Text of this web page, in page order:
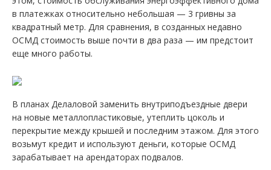
в платежках относительно небольшая — 3 гривны за
квадратный метр. Для сравнения, в созданных недавно
ОСМД стоимость выше почти в два раза — им предстоит
еще много работы.
В планах Делаловой заменить внутриподъездные двери
на новые металлопластиковые, утеплить цоколь и
перекрытие между крышей и последним этажом. Для этого
возьмут кредит и используют деньги, которые ОСМД
зарабатывает на арендаторах подвалов.